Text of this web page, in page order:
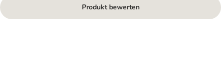
Produkt bewerten